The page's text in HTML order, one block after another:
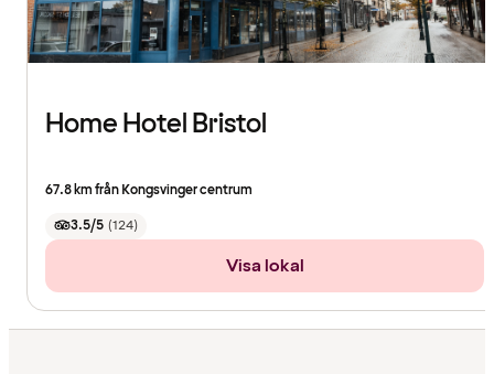
Home Hotel Bristol
67.8 km från Kongsvinger centrum
3.5/5 (124)
Visa lokal